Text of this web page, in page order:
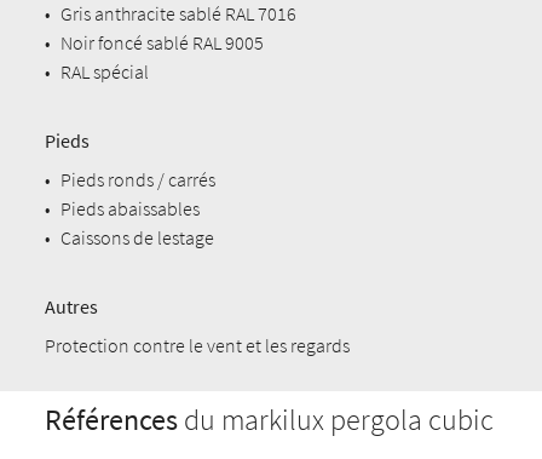
• Gris anthracite sablé RAL 7016
• Noir foncé sablé RAL 9005
• RAL spécial
Pieds
• Pieds ronds / carrés
• Pieds abaissables
• Caissons de lestage
Autres
Protection contre le vent et les regards
Référencesdu markilux pergola cubic